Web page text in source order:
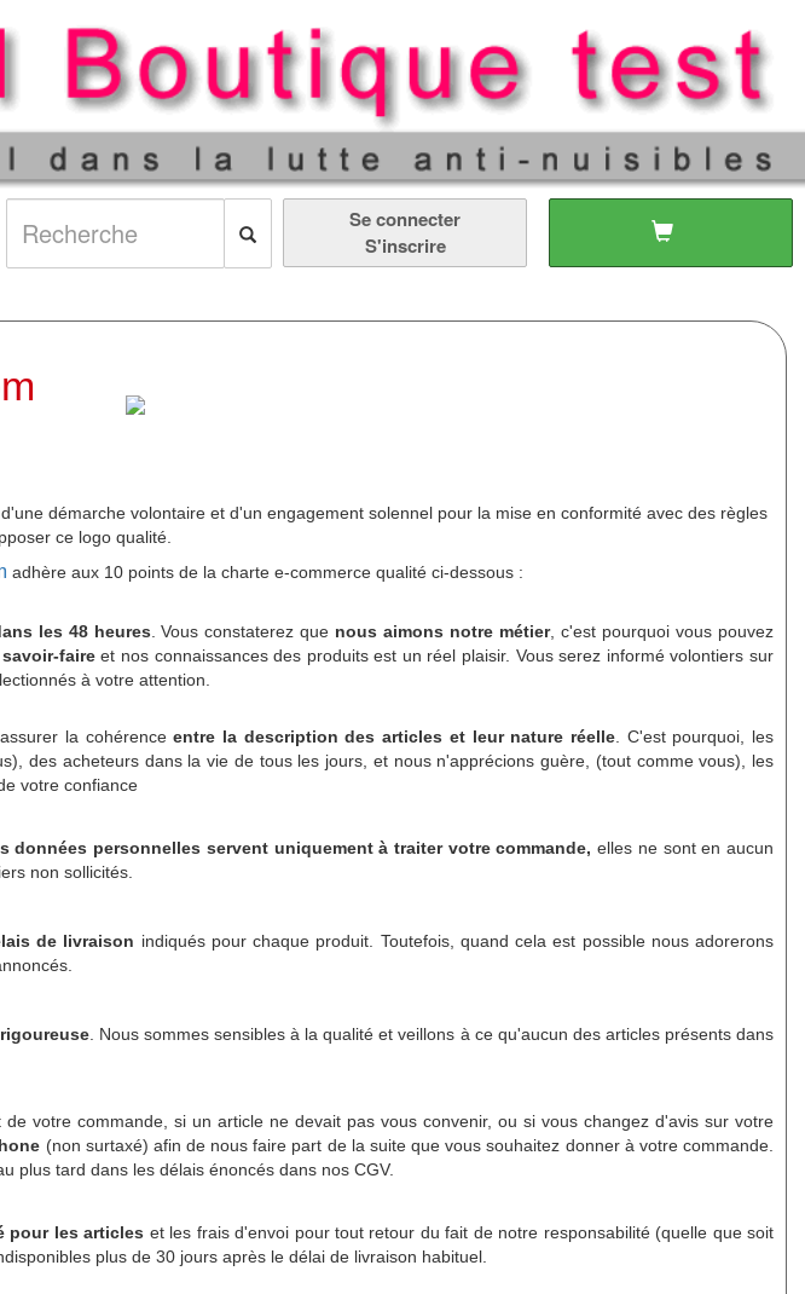
Se connecter
S'inscrire
démarche volontaire et d'un engagement solennel pour la mise en conformité avec des règles
ce logo qualité.
adhère aux 10 points de la charte e-commerce qualité ci-dessous :
les 48 heures . Vous constaterez que nous aimons notre métier, c'est pourquoi vous pouvez
savoir-faireet nos connaissances des produits est un réel plaisir. Vous serez informé volontiers sur
à votre attention.
la cohérenceentre la description des articles et leur nature réelle. C'est pourquoi, les
des acheteurs dans la vie de tous les jours, et nous n'apprécions guère, (tout comme vous), les
votre confiance
données personnelles servent uniquement à traiter votre commande, elles ne sont en aucun
non sollicités.
de livraison indiqués pour chaque produit. Toutefois, quand cela est possible nous adorerons
. Nous sommes sensibles à la qualité et veillons à ce qu'aucun des articles présents dans
votre commande, si un article ne devait pas vous convenir, ou si vous changez d'avis sur votre
(non surtaxé) afin de nous faire part de la suite que vous souhaitez donner à votre commande.
plus tard dans les délais énoncés dans nos CGV.
pour les articles et les frais d'envoi pour tout retour du fait de notre responsabilité (quelle que soit
plus de 30 jours après le délai de livraison habituel.